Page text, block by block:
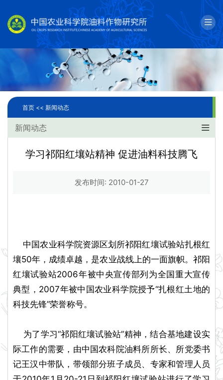
English 邮箱
科学研究
人才队伍
首页 << 新闻动态
新闻动态
学习祁阳红壤站精神 促进油料科技腾飞
发布时间: 2010-01-27
中国农业科学院资源区划所祁阳红壤试验站扎根红
壤50年，成绩卓越，是农业战线上的一面旗帜。祁阳
红壤试验站2006年被中央宣传部列为全国重大宣传
典型，2007年被中国农业科学院授予“扎根红土地的
科技先锋”荣誉称号。
为了学习“祁阳红壤试验站”精神，结合基地建设实
际工作的需要，由中国农科院油料所所长、所党委书
记王汉中带队，带领部分班子成员、专家和管理人员